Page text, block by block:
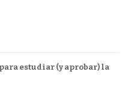
estudiar (y aprobar) la